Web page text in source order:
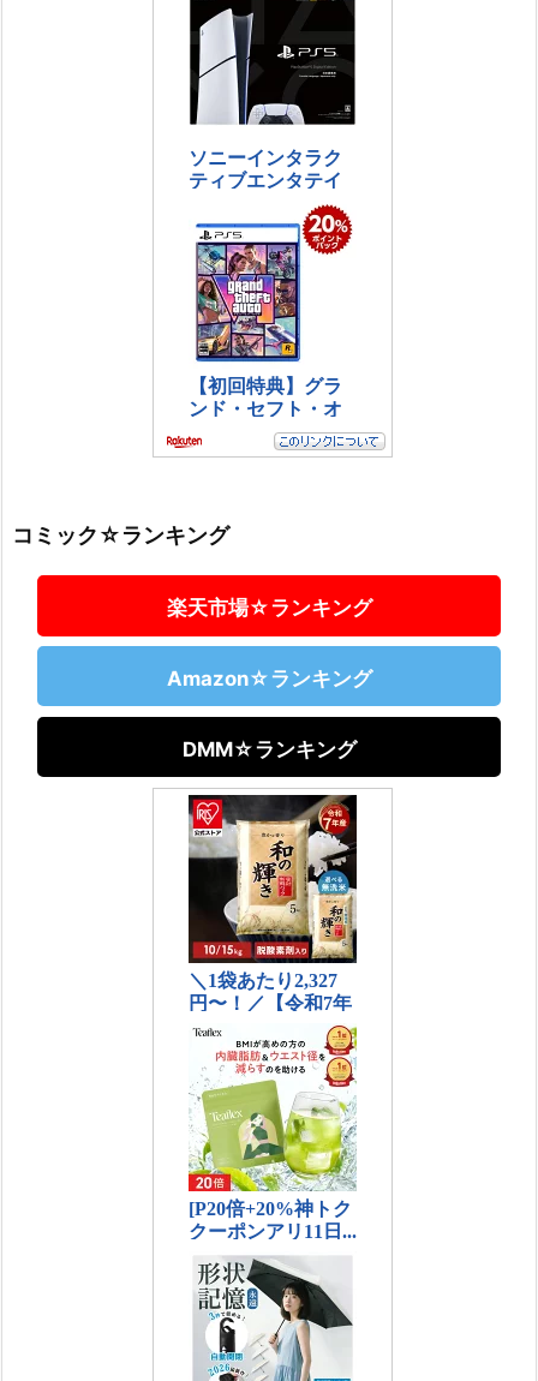
コミック☆ランキング
楽天市場☆ランキング
Amazon☆ランキング
DMM☆ランキング